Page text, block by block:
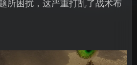
所困扰，这严重打乱了战术布